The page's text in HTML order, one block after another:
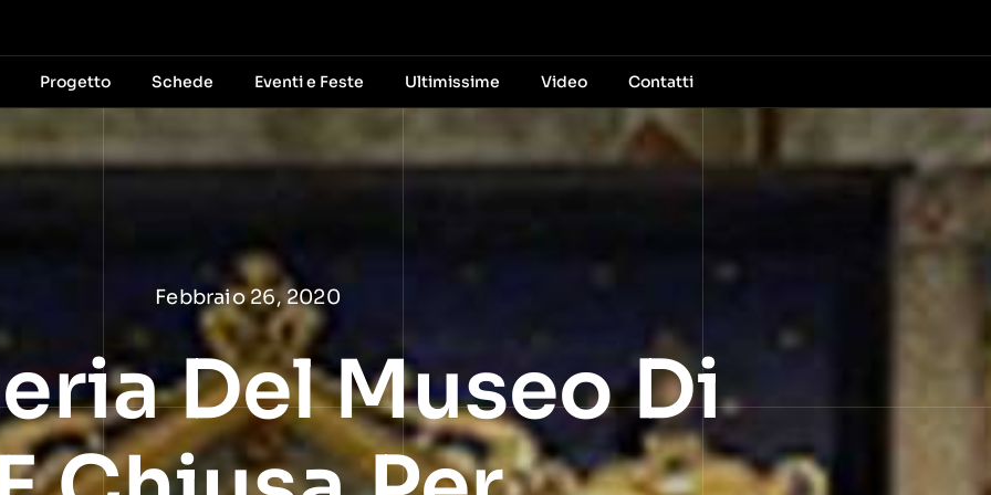
Progetto Schede Eventi e Feste Ultimissime Video Contatti
Febbraio 26, 2020
Del Museo Di